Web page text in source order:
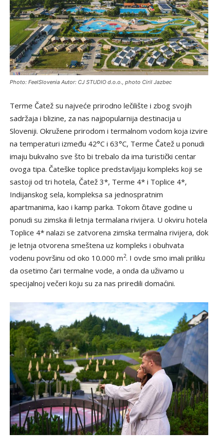
Photo: FeelSlovenia Autor: CJ STUDIO d.o.o., photo Ciril Jazbec
Terme Čatež su najveće prirodno lečilište i zbog svojih
sadržaja i blizine, za nas najpopularnija destinacija u
Sloveniji. Okružene prirodom i termalnom vodom koja izvire
na temperaturi između 42°C i 63°C, Terme Čatež u ponudi
imaju bukvalno sve što bi trebalo da ima turistički centar
ovoga tipa. Čateške toplice predstavljaju kompleks koji se
sastoji od tri hotela, Čatež 3*, Terme 4* i Toplice 4*,
Indijanskog sela, kompleksa sa jednospratnim
apartmanima, kao i kamp parka. Tokom čitave godine u
ponudi su zimska ili letnja termalana rivijera. U okviru hotela
Toplice 4* nalazi se zatvorena zimska termalna rivijera, dok
je letnja otvorena smeštena uz kompleks i obuhvata
vodenu površinu od oko 10.000 m2. I ovde smo imali priliku
da osetimo čari termalne vode, a onda da uživamo u
specijalnoj večeri koju su za nas priredili domaćini.